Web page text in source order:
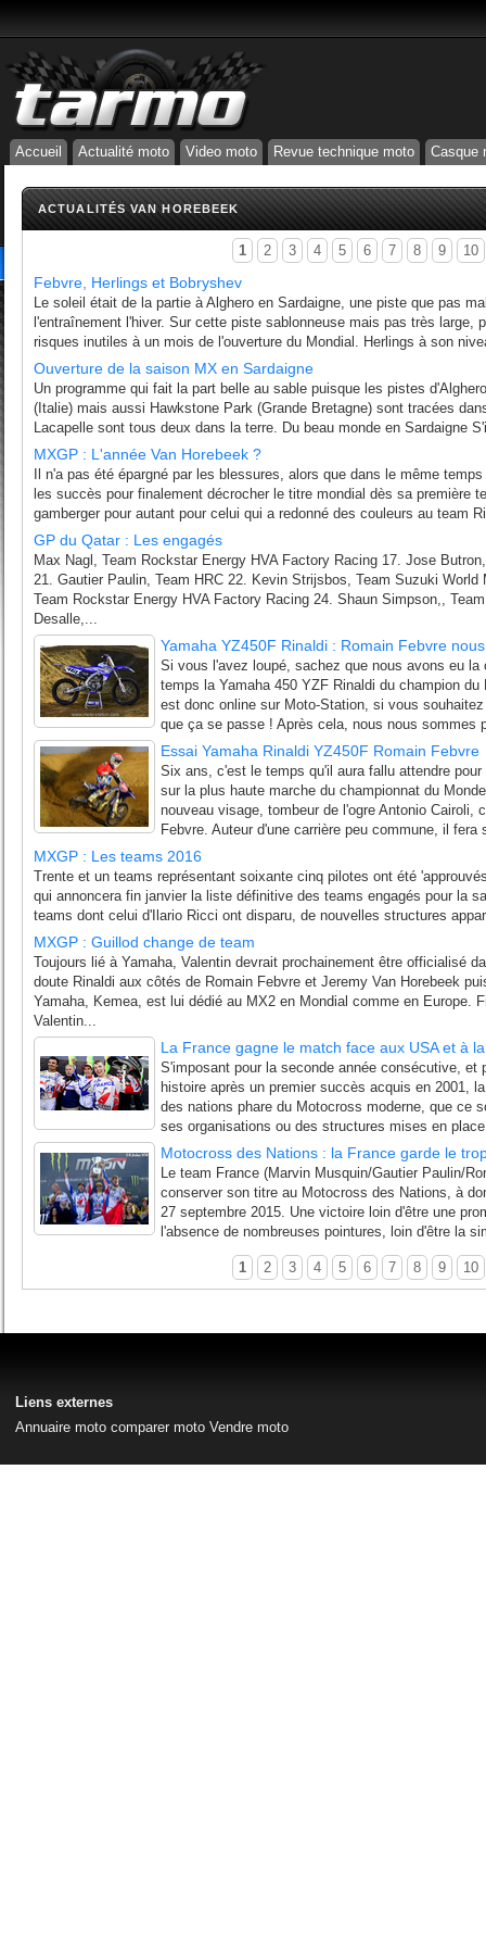
Accueil Actualité moto Video moto Revue technique moto Casque
ACTUALITÉS VAN HOREBEEK
1 2 3 4 5 6 7 8 9 10
Febvre, Herlings et Bobryshev
Le soleil était de la partie à Alghero en Sardaigne, une piste que pas
l'entraînement l'hiver. Sur cette piste sablonneuse mais pas très large,
risques inutiles à un mois de l'ouverture du Mondial. Herlings à son
Ouverture de la saison MX en Sardaigne
Un programme qui fait la part belle au sable puisque les pistes
(Italie) mais aussi Hawkstone Park (Grande Bretagne) sont tracées
Lacapelle sont tous deux dans la terre. Du beau monde en Sardaigne
MXGP : L'année Van Horebeek ?
Il n'a pas été épargné par les blessures, alors que dans le même
les succès pour finalement décrocher le titre mondial dès sa première
gamberger pour autant pour celui qui a redonné des couleurs au team
GP du Qatar : Les engagés
Max Nagl, Team Rockstar Energy HVA Factory Racing 17. Jose
21. Gautier Paulin, Team HRC 22. Kevin Strijsbos, Team Suzuki World
Team Rockstar Energy HVA Factory Racing 24. Shaun Simpson,,
Desalle,...
Yamaha YZ450F Rinaldi : Romain Febvre
Si vous l'avez loupé, sachez que nous avons eu
temps la Yamaha 450 YZF Rinaldi du champion
est donc online sur Moto-Station, si vous
que ça se passe ! Après cela, nous nous sommes
Essai Yamaha Rinaldi YZ450F Romain Febvre
Six ans, c'est le temps qu'il aura fallu attendre
sur la plus haute marche du championnat du
nouveau visage, tombeur de l'ogre Antonio Cairoli,
Febvre. Auteur d'une carrière peu commune, il fera
MXGP : Les teams 2016
Trente et un teams représentant soixante cinq pilotes ont été
qui annoncera fin janvier la liste définitive des teams engagés pour la
teams dont celui d'Ilario Ricci ont disparu, de nouvelles structures
MXGP : Guillod change de team
Toujours lié à Yamaha, Valentin devrait prochainement être officialisé
doute Rinaldi aux côtés de Romain Febvre et Jeremy Van Horebeek
Yamaha, Kemea, est lui dédié au MX2 en Mondial comme en Europe.
Valentin...
La France gagne le match face aux USA et à
S'imposant pour la seconde année consécutive, et
histoire après un premier succès acquis en 2001,
des nations phare du Motocross moderne, que ce
ses organisations ou des structures mises en
Motocross des Nations : la France garde le
Le team France (Marvin Musquin/Gautier Paulin/
conserver son titre au Motocross des Nations, à
27 septembre 2015. Une victoire loin d'être une
l'absence de nombreuses pointures, loin d'être la
1 2 3 4 5 6 7 8 9 10
Liens externes
Annuaire moto comparer moto Vendre moto